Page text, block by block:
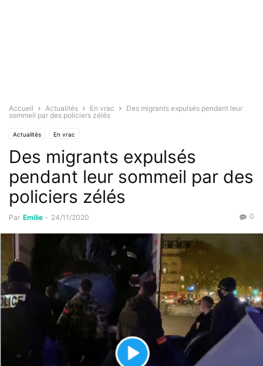
Accueil Actualités En vrac
Des migrants expulsés pendant leur
sommeil par des policiers zélés
Actualités En vrac
Des migrants expulsés
pendant leur sommeil par des
policiers zélés
Par Emilie - 24/11/2020 0